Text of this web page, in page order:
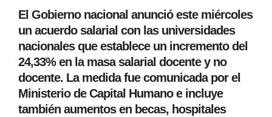
El Gobierno nacional anunció este miércoles
un acuerdo salarial con las universidades
nacionales que establece un incremento del
24,33% en la masa salarial docente y no
docente. La medida fue comunicada por el
Ministerio de Capital Humano e incluye
también aumentos en becas, hospitales